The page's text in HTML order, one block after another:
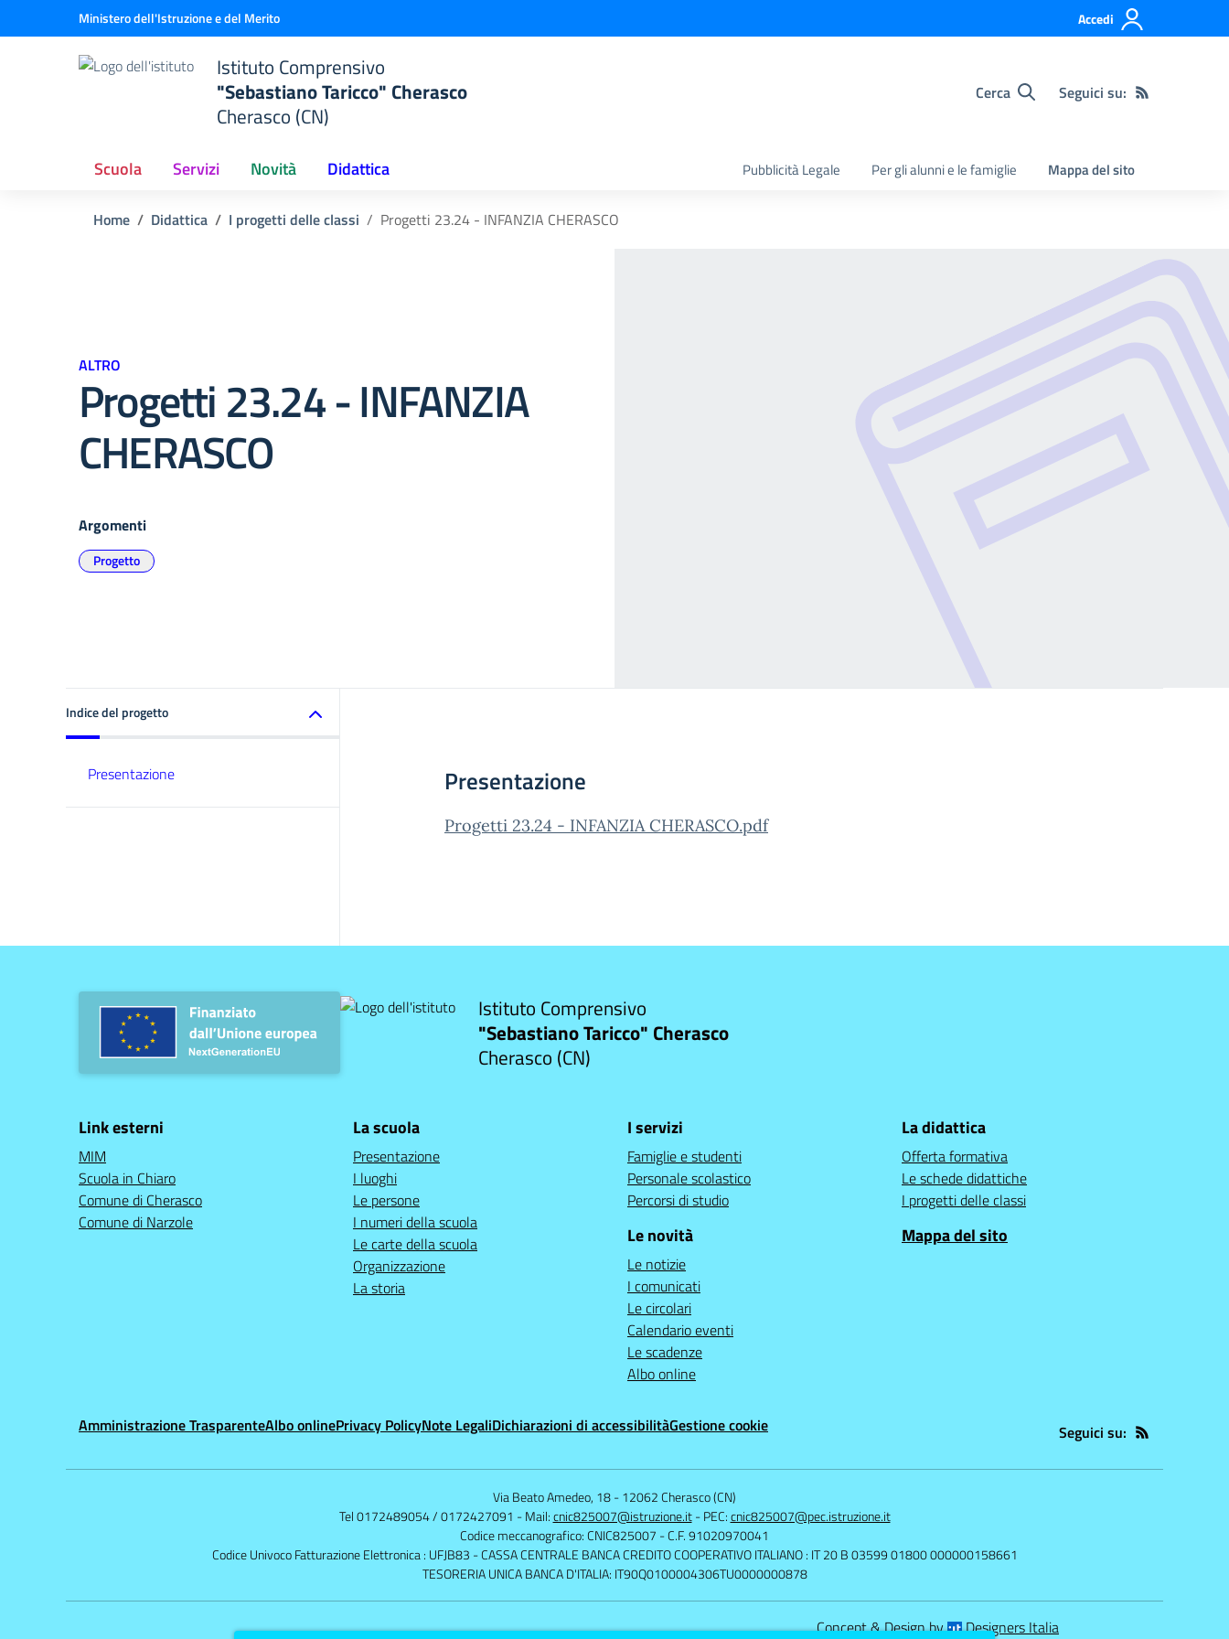
Vai ai contenuti
Vai al menu di navigazioneMinistero dell'Istruzione e del Merito Accedi
Istituto Comprensivo
"Sebastiano Taricco" Cherasco
Cherasco (CN)
Cerca Seguici su:
Scuola Servizi Novità Didattica Pubblicità Legale Per gli alunni e le famiglie Mappa del sito
Home Didattica I progetti delle classi Progetti 23.24 - INFANZIA CHERASCO
ALTRO
Progetti 23.24 - INFANZIA
CHERASCO
Argomenti
Progetto
Indice del progetto
Presentazione Presentazione
Progetti 23.24 - INFANZIA CHERASCO.pdf
Istituto Comprensivo
"Sebastiano Taricco" Cherasco
Cherasco (CN)
Link esterni
MIM
Scuola in Chiaro
Comune di Cherasco
Comune di Narzole
La scuola
Presentazione
I luoghi
Le persone
I numeri della scuola
Le carte della scuola
Organizzazione
La storia
I servizi
Famiglie e studenti
Personale scolastico
Percorsi di studio
Le novità
Le notizie
I comunicati
Le circolari
Calendario eventi
Le scadenze
Albo online
La didattica
Offerta formativa
Le schede didattiche
I progetti delle classi
Mappa del sito
Amministrazione TrasparenteAlbo onlinePrivacy PolicyNote LegaliDichiarazioni di accessibilitàGestione cookie Seguici su:
Via Beato Amedeo, 18-12062 Cherasco (CN)
Tel 0172489054 / 0172427091 - Mail:cnic825007@istruzione.it - PEC:cnic825007@pec.istruzione.it
Codice meccanografico: CNIC825007 - C.F. 91020970041
Codice Univoco Fatturazione Elettronica : UFJB83 - CASSA CENTRALE BANCA CREDITO COOPERATIVO ITALIANO : IT 20 B 03599 01800 000000158661
TESORERIA UNICA BANCA D'ITALIA: IT90Q0100004306TU0000000878
Concept & Design by
Designers Italia